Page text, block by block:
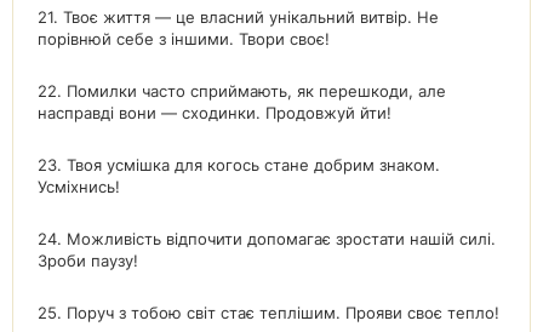
21. Твоє життя — це власний унікальний витвір. Не
порівнюй себе з іншими. Твори своє!
22. Помилки часто сприймають, як перешкоди, але
насправді вони — сходинки. Продовжуй йти!
23. Твоя усмішка для когось стане добрим знаком.
Усміхнись!
24. Можливість відпочити допомагає зростати нашій силі.
Зроби паузу!
25. Поруч з тобою світ стає теплішим. Прояви своє тепло!